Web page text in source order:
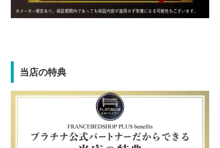
当店の特典